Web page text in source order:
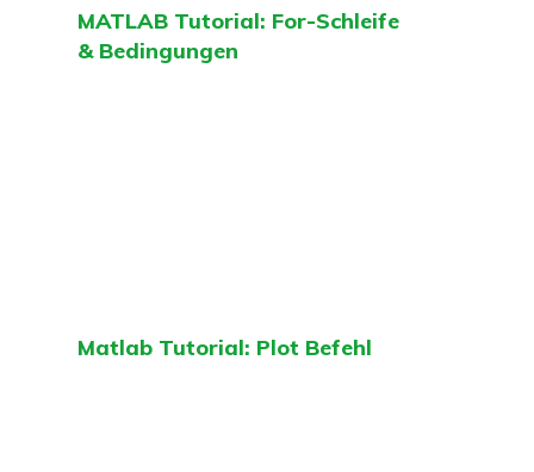
MATLAB Tutorial: For-Schleife
& Bedingungen
Matlab Tutorial: Plot Befehl